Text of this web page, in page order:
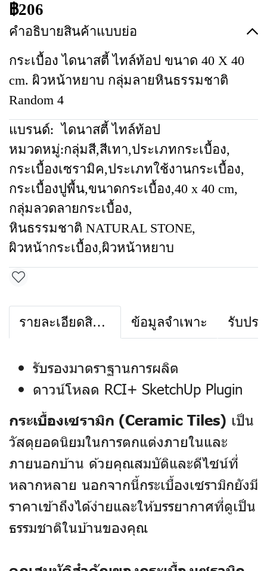
฿206
คำอธิบายสินค้าแบบย่อ
กระเบื้อง ไดนาสตี้ ไทล์ท้อป ขนาด 40 X 40
cm. ผิวหน้าหยาบ กลุ่มลายหินธรรมชาติ
Random 4
แบรนด์: ไดนาสตี้ ไทล์ท้อป
หมวดหมู่:กลุ่มสี,สีเทา,ประเภทกระเบื้อง,
กระเบื้องเซรามิค,ประเภทใช้งานกระเบื้อง,
กระเบื้องปูพื้น,ขนาดกระเบื้อง,40 x 40 cm,
กลุ่มลวดลายกระเบื้อง,
หินธรรมชาติ NATURAL STONE,
ผิวหน้ากระเบื้อง,ผิวหน้าหยาบ
รายละเอียดสินค้า ข้อมูลจำเพาะ รับปร
รับรองมาตราฐานการผลิต
ดาวน์โหลด RCI+ SketchUp Plugin
กระเบื้องเซรามิก (Ceramic Tiles) เป็น
วัสดุยอดนิยมในการตกแต่งภายในและ
ภายนอกบ้าน ด้วยคุณสมบัติและดีไซน์ที่
หลากหลาย นอกจากนี้กระเบื้องเซรามิกยังมี
ราคาเข้าถึงได้ง่ายและให้บรรยากาศที่ดูเป็น
ธรรมชาติในบ้านของคุณ